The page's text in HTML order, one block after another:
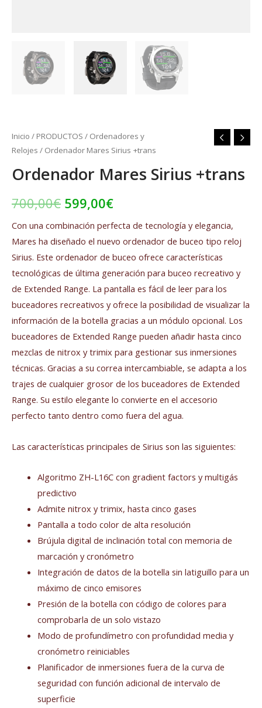
Inicio / PRODUCTOS / Ordenadores y
Relojes / Ordenador Mares Sirius +trans
Ordenador Mares Sirius +trans
700,00€ 599,00€
Con una combinación perfecta de tecnología y elegancia,
Mares ha diseñado el nuevo ordenador de buceo tipo reloj
Sirius. Este ordenador de buceo ofrece características
tecnológicas de última generación para buceo recreativo y
de Extended Range. La pantalla es fácil de leer para los
buceadores recreativos y ofrece la posibilidad de visualizar la
información de la botella gracias a un módulo opcional. Los
buceadores de Extended Range pueden añadir hasta cinco
mezclas de nitrox y trimix para gestionar sus inmersiones
técnicas. Gracias a su correa intercambiable, se adapta a los
trajes de cualquier grosor de los buceadores de Extended
Range. Su estilo elegante lo convierte en el accesorio
perfecto tanto dentro como fuera del agua.
Las características principales de Sirius son las siguientes:
Algoritmo ZH-L16C con gradient factors y multigás
predictivo
Admite nitrox y trimix, hasta cinco gases
Pantalla a todo color de alta resolución
Brújula digital de inclinación total con memoria de
marcación y cronómetro
Integración de datos de la botella sin latiguillo para un
máximo de cinco emisores
Presión de la botella con código de colores para
comprobarla de un solo vistazo
Modo de profundímetro con profundidad media y
cronómetro reiniciables
Planificador de inmersiones fuera de la curva de
seguridad con función adicional de intervalo de
superficie